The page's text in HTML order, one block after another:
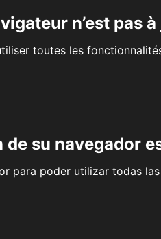
n’est pas
toutes les
su navegador
para poder utilizar todas